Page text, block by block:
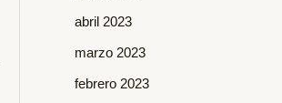
abril 2023
marzo 2023
febrero 2023